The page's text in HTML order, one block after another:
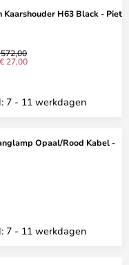
Kaarshouder H63 Black - Piet
27,00
7 - 11 werkdagen
Opaal/Rood Kabel -
7 - 11 werkdagen